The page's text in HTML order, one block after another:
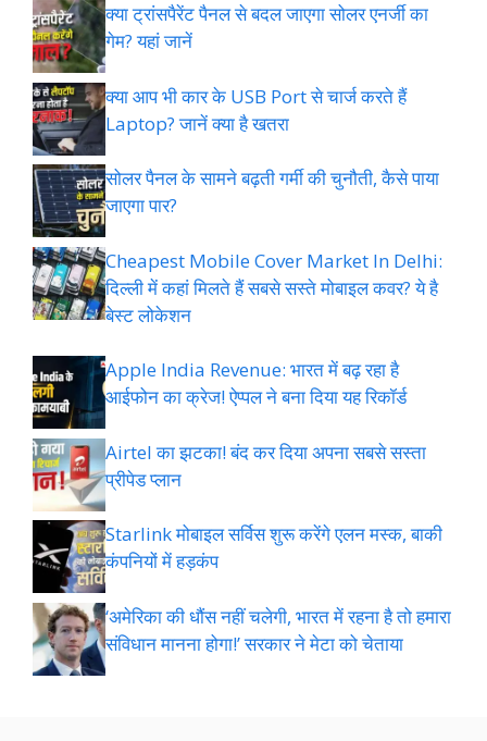
क्या ट्रांसपैरेंट पैनल से बदल जाएगा सोलर एनर्जी का
गेम? यहां जानें
क्या आप भी कार के USB Port से चार्ज करते हैं
Laptop? जानें क्या है खतरा
सोलर पैनल के सामने बढ़ती गर्मी की चुनौती, कैसे पाया
जाएगा पार?
Cheapest Mobile Cover Market In Delhi:
दिल्ली में कहां मिलते हैं सबसे सस्ते मोबाइल कवर? ये है
बेस्ट लोकेशन
Apple India Revenue: भारत में बढ़ रहा है
आईफोन का क्रेज! ऐप्पल ने बना दिया यह रिकॉर्ड
Airtel का झटका! बंद कर दिया अपना सबसे सस्ता
प्रीपेड प्लान
Starlink मोबाइल सर्विस शुरू करेंगे एलन मस्क, बाकी
कंपनियों में हड़कंप
‘अमेरिका की धौंस नहीं चलेगी, भारत में रहना है तो हमारा
संविधान मानना होगा!’ सरकार ने मेटा को चेताया